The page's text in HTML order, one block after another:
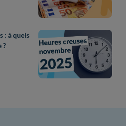
: à quels
?